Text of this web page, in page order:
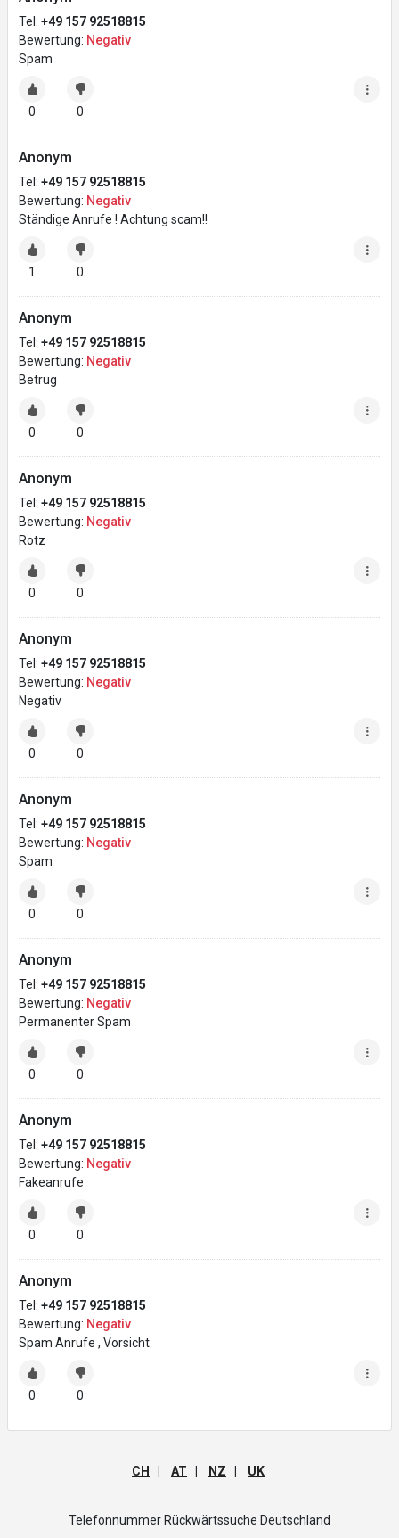
Tel: +49 157 92518815
Bewertung: Negativ
Spam
0 0
Anonym
Tel: +49 157 92518815
Bewertung: Negativ
Ständige Anrufe ! Achtung scam!!
1 0
Anonym
Tel: +49 157 92518815
Bewertung: Negativ
Betrug
0 0
Anonym
Tel: +49 157 92518815
Bewertung: Negativ
Rotz
0 0
Anonym
Tel: +49 157 92518815
Bewertung: Negativ
Negativ
0 0
Anonym
Tel: +49 157 92518815
Bewertung: Negativ
Spam
0 0
Anonym
Tel: +49 157 92518815
Bewertung: Negativ
Permanenter Spam
0 0
Anonym
Tel: +49 157 92518815
Bewertung: Negativ
Fakeanrufe
0 0
Anonym
Tel: +49 157 92518815
Bewertung: Negativ
Spam Anrufe , Vorsicht
0 0
CH AT NZ UK
Telefonnummer Rückwärtssuche Deutschland